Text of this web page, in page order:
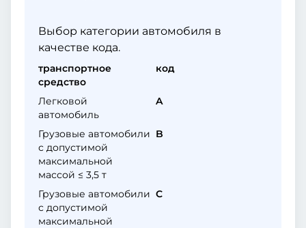
Выбор категории автомобиля в
качестве кода.
транспортное
средство
код
Легковой
автомобиль
A
Грузовые автомобили
с допустимой
максимальной
массой ≤ 3,5 т
B
Грузовые автомобили
с допустимой
максимальной
C